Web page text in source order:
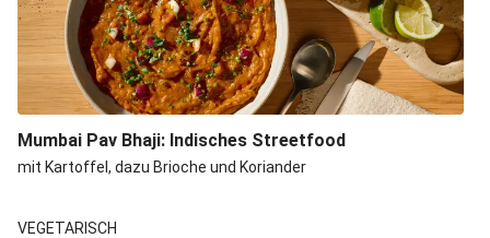
Mumbai Pav Bhaji: Indisches Streetfood
mit Kartoffel, dazu Brioche und Koriander
VEGETARISCH